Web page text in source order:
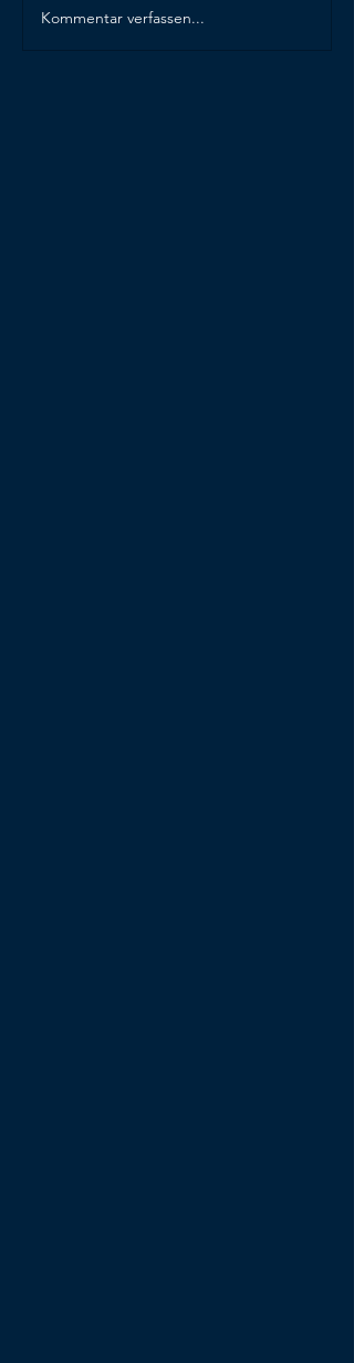
Kommentar verfassen...